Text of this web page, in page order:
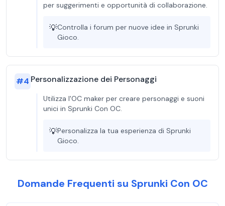
per suggerimenti e opportunità di collaborazione.
💡Controlla i forum per nuove idee in Sprunki
Gioco.
#4 Personalizzazione dei Personaggi
Utilizza l'OC maker per creare personaggi e suoni
unici in Sprunki Con OC.
💡Personalizza la tua esperienza di Sprunki
Gioco.
Domande Frequenti su Sprunki Con OC